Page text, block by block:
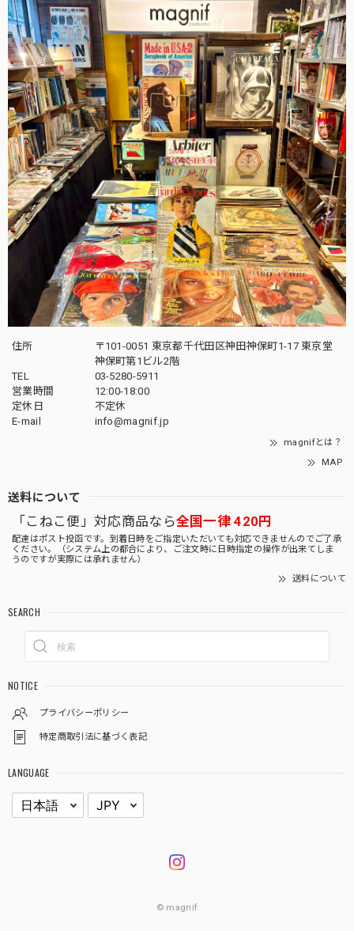
住所
〒101-0051 東京都千代田区神田神保町1-17 東京堂
神保町第1ビル2階
TEL
03-5280-5911
営業時間
12:00-18:00
定休日
不定休
E-mail
info@magnif.jp
magnifとは？
MAP
送料について
「こねこ便」対応商品なら全国一律 420円
配達はポスト投函です。到着日時をご指定いただいても対応できませんのでご了承
ください。（システム上の都合により、ご注文時に日時指定の操作が出来てしま
うのですが実際には承れません）
送料について
SEARCH
NOTICE
プライバシーポリシー
特定商取引法に基づく表記
LANGUAGE
© magnif